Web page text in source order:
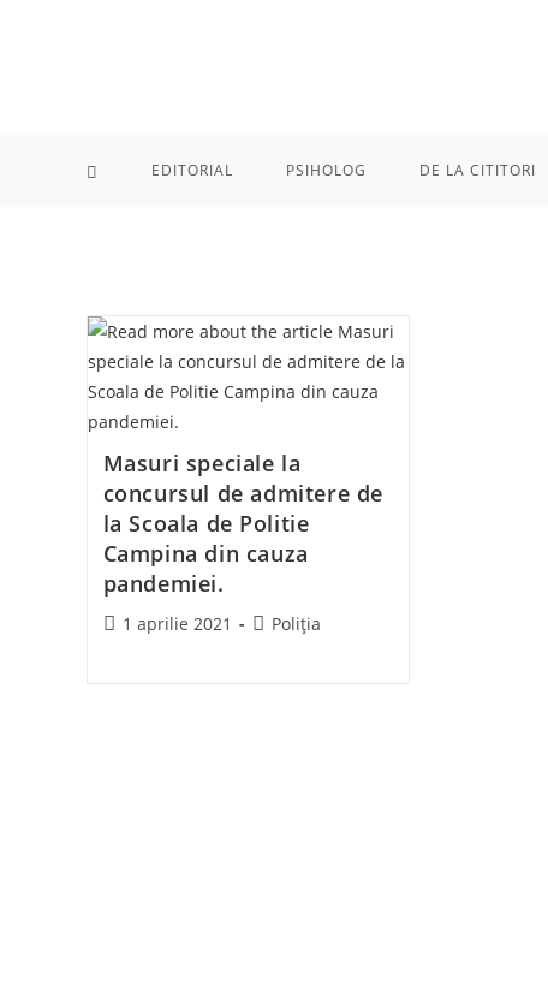
EDITORIAL PSIHOLOG DE LA CITITORI
Masuri speciale la
concursul de admitere de
la Scoala de Politie
Campina din cauza
pandemiei.
Post1 aprilie 2021
PostPoliția